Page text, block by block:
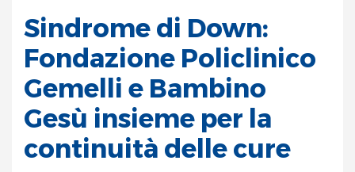
Sindrome di Down:
Fondazione Policlinico
Gemelli e Bambino
Gesù insieme per la
continuità delle cure